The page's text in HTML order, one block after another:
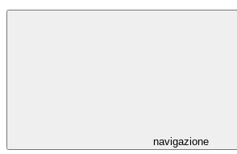
navigazione